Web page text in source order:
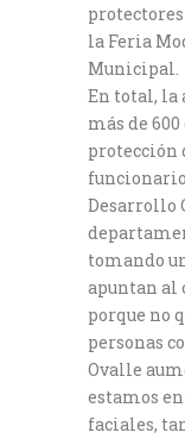
la Feria
Municipal.
En total, la
más de
protección
Desarrollo
tomando
apuntan al
porque no
personas
Ovalle
estamos
faciales,